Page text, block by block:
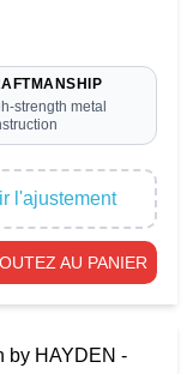
strength metal
l'ajustement
AU PANIER
by HAYDEN -